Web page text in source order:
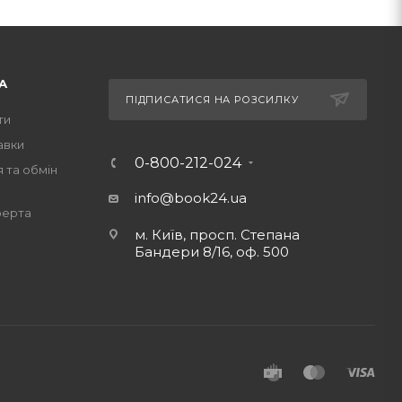
обмін
ПІДПИСАТИСЯ НА РОЗСИЛКУ
0-800-212-024
info@book24.ua
м. Київ, просп. Степана
Бандери 8/16, оф. 500